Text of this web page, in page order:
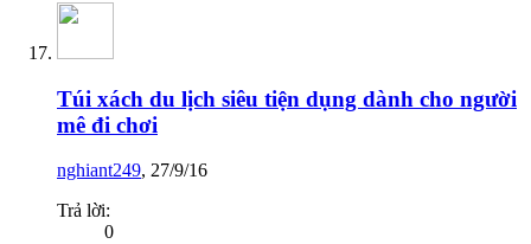
Túi xách du lịch siêu tiện dụng dành cho người
mê đi chơi
nghiant249, 27/9/16
Trả lời:
0